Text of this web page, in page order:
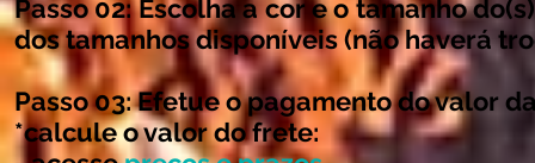
Passo 02:Escolha a cor e o tamanho
dos tamanhos disponíveis(não haverá
Passo 03:Efetue o pagamento do valor
*calcule o valor do frete: